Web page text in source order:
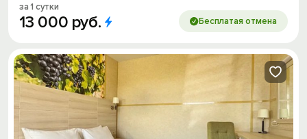
за 1 сутки
13 000 руб. Бесплатая отмена